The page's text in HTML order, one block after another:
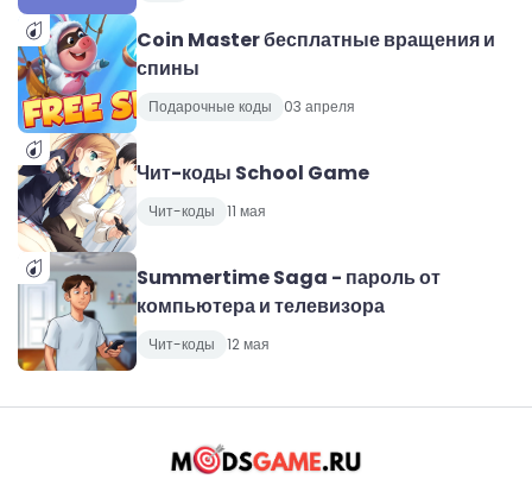
Coin Master бесплатные вращения и
спины
Подарочные коды 03 апреля
Чит-коды School Game
Чит-коды 11 мая
Summertime Saga - пароль от
компьютера и телевизора
Чит-коды 12 мая